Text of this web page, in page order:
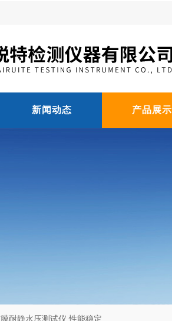
新闻动态 产品展示
膜耐静水压测试仪 性能稳定